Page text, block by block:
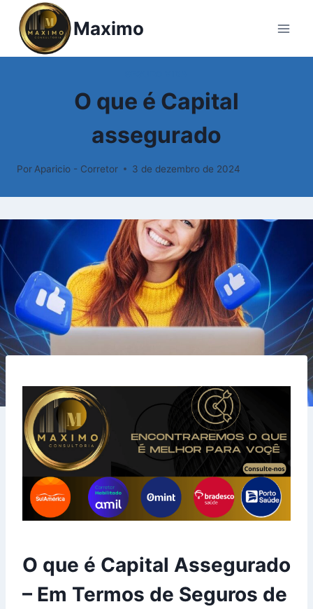
Pular
para
Maximo
O que é Capital
assegurado
Por Aparicio - Corretor 3 de dezembro de 2024
O que é Capital Assegurado
– Em Termos de Seguros de